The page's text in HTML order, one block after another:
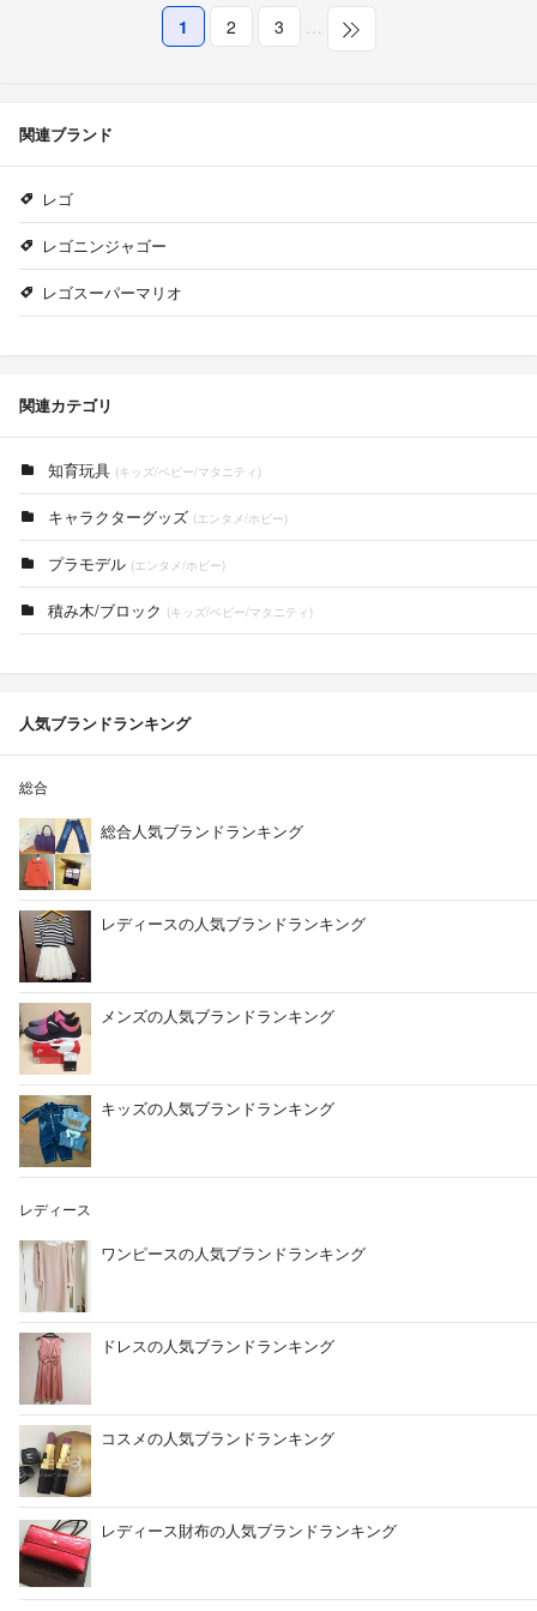
1 2 3 …
関連ブランド
レゴ
レゴニンジャゴー
レゴスーパーマリオ
関連カテゴリ
知育玩具 (キッズ/ベビー/マタニティ)
キャラクターグッズ (エンタメ/ホビー)
プラモデル (エンタメ/ホビー)
積み木/ブロック (キッズ/ベビー/マタニティ)
人気ブランドランキング
総合
総合人気ブランドランキング
レディースの人気ブランドランキング
メンズの人気ブランドランキング
キッズの人気ブランドランキング
レディース
ワンピースの人気ブランドランキング
ドレスの人気ブランドランキング
コスメの人気ブランドランキング
レディース財布の人気ブランドランキング